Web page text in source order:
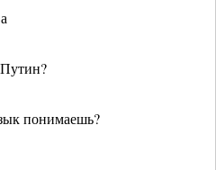
понимаешь?